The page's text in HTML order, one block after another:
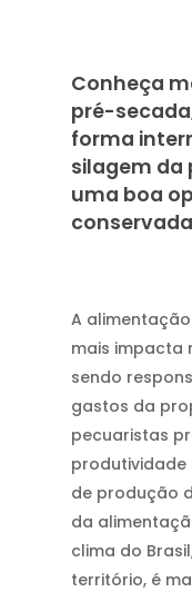
Conheça
pré-
forma
silagem da
uma boa
A
mais impacta
sendo
gastos da
pecuaristas
produtividade
de produção
da
clima do
território, é